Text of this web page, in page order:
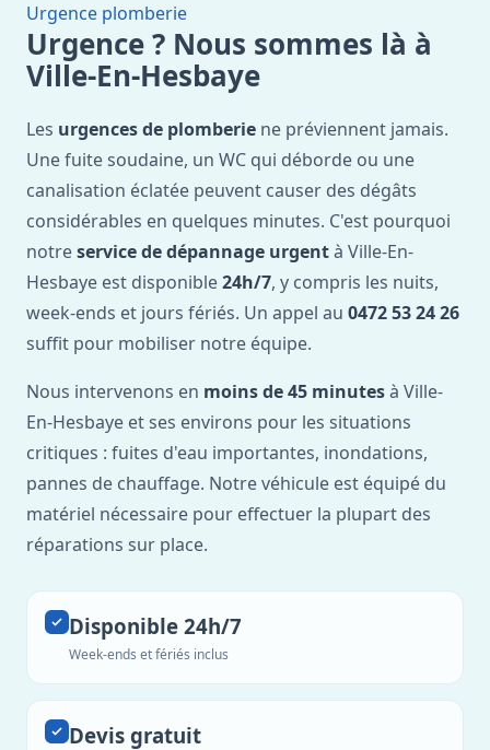
Urgence plomberie
Urgence ? Nous sommes là à
Ville-En-Hesbaye
Les urgences de plomberie ne préviennent jamais.
Une fuite soudaine, un WC qui déborde ou une
canalisation éclatée peuvent causer des dégâts
considérables en quelques minutes. C'est pourquoi
notreservice de dépannage urgentà Ville-En-
Hesbaye est disponible24h/7, y compris les nuits,
week-ends et jours fériés. Un appel au 0472 53 24 26
suffit pour mobiliser notre équipe.
Nous intervenons en moins de 45 minutesà Ville-
En-Hesbaye et ses environs pour les situations
critiques : fuites d'eau importantes, inondations,
pannes de chauffage. Notre véhicule est équipé du
matériel nécessaire pour effectuer la plupart des
réparations sur place.
Disponible 24h/7
Week-ends et fériés inclus
Devis gratuit